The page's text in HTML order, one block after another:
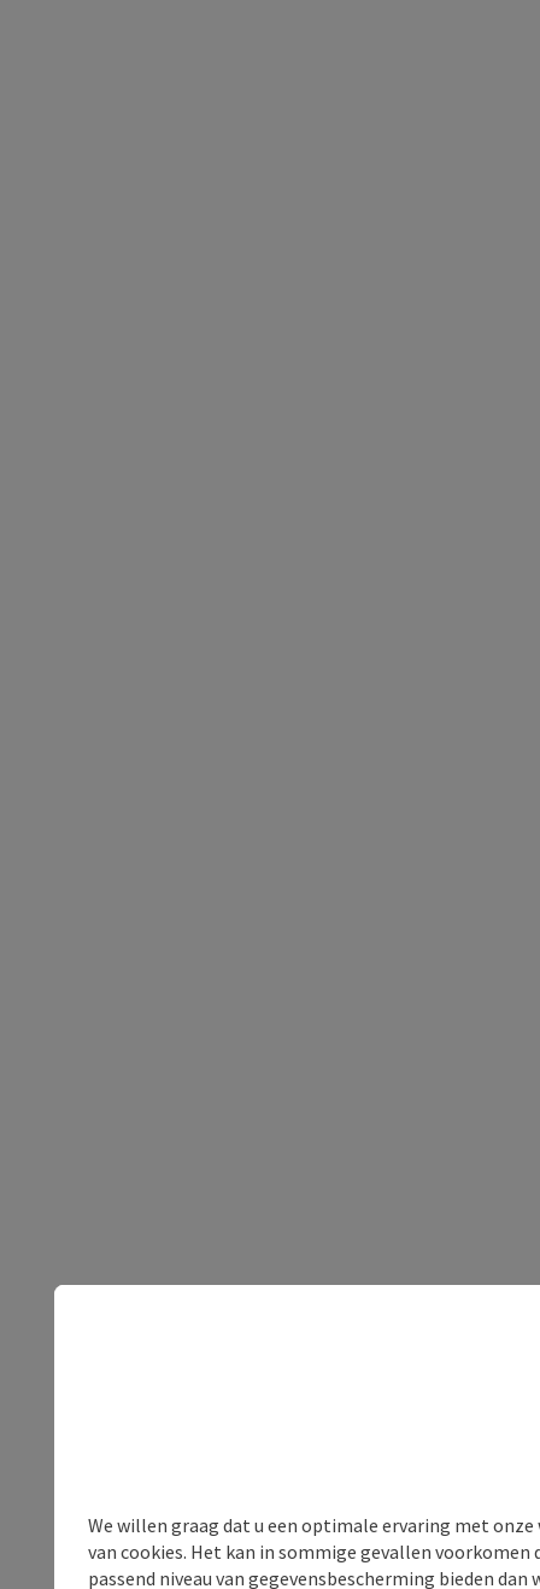
We willen graag dat u een optimale ervaring met
van cookies. Het kan in sommige gevallen voorkomen
passend niveau van gegevensbescherming bieden